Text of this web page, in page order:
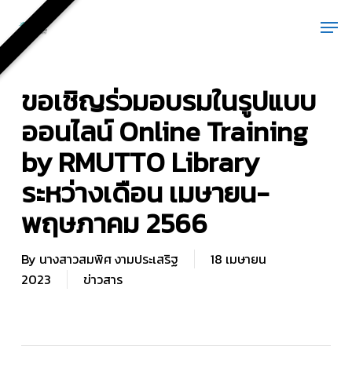
main
content
ขอเชิญร่วมอบรมในรูปแบบ
ออนไลน์ Online Training
by RMUTTO Library
ระหว่างเดือน เมษายน-
พฤษภาคม 2566
By นางสาวสมพิศ งามประเสริฐ
18 เมษายน
2023
ข่าวสาร